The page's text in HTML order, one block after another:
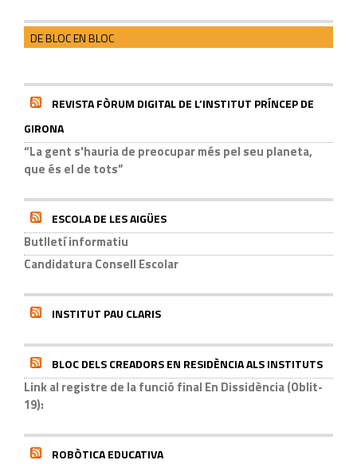
DE BLOC EN BLOC
REVISTA FÒRUM DIGITAL DE L’INSTITUT PRÍNCEP DE
GIRONA
“La gent s'hauria de preocupar més pel seu planeta,
que és el de tots”
ESCOLA DE LES AIGÜES
Butlletí informatiu
Candidatura Consell Escolar
INSTITUT PAU CLARIS
BLOC DELS CREADORS EN RESIDÈNCIA ALS INSTITUTS
Link al registre de la funció final En Dissidència (Oblit-
19):
ROBÒTICA EDUCATIVA